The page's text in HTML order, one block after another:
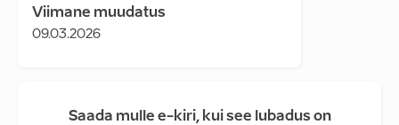
Viimane muudatus
09.03.2026
Saada mulle e-kiri, kui see lubadus on